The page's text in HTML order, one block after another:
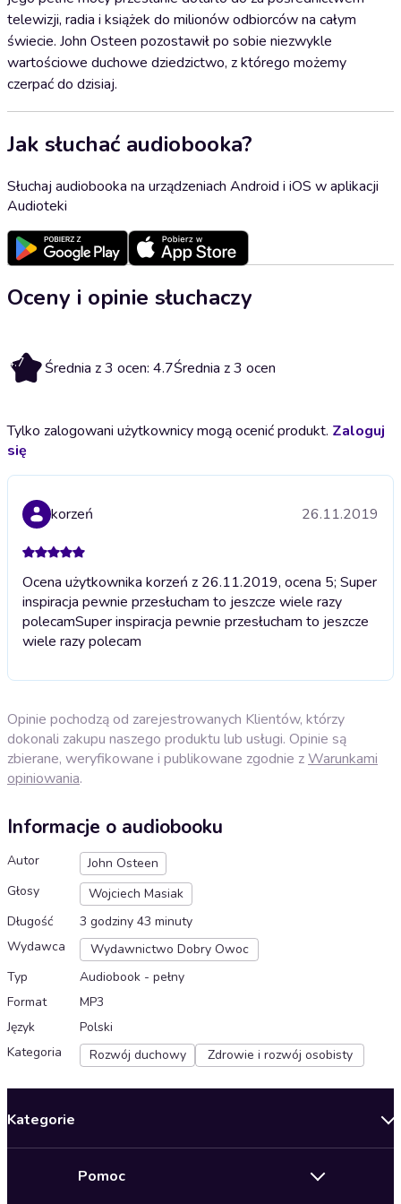
telewizji, radia i książek do milionów odbiorców na całym
świecie. John Osteen pozostawił po sobie niezwykle
wartościowe duchowe dziedzictwo, z którego możemy
czerpać do dzisiaj.
Jak słuchać audiobooka?
Słuchaj audiobooka na urządzeniach Android i iOS w aplikacji
Audioteki
Oceny i opinie słuchaczy
4.7 Średnia z 3 ocen: 4.7Średnia z 3 ocen
Tylko zalogowani użytkownicy mogą ocenić produkt. Zaloguj
się
korzeń 26.11.2019
Ocena użytkownika korzeń z 26.11.2019, ocena 5; Super
inspiracja pewnie przesłucham to jeszcze wiele razy
polecamSuper inspiracja pewnie przesłucham to jeszcze
wiele razy polecam
Opinie pochodzą od zarejestrowanych Klientów, którzy
dokonali zakupu naszego produktu lub usługi. Opinie są
zbierane, weryfikowane i publikowane zgodnie zWarunkami
opiniowania.
Informacje o audiobooku
Autor
John Osteen
Głosy
Wojciech Masiak
Długość
3 godziny 43 minuty
Wydawca
Wydawnictwo Dobry Owoc
Typ
Audiobook - pełny
Format
MP3
Język
Polski
Kategoria
Rozwój duchowy Zdrowie i rozwój osobisty
Kategorie
Pomoc